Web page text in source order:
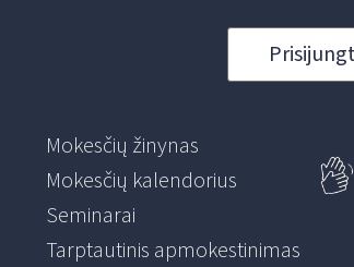
Mokesčių žinynas
Mokesčių kalendorius
Seminarai
Tarptautinis apmokestinimas